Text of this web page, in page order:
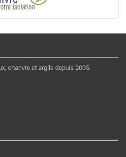
chanvre et argile depuis 2005.